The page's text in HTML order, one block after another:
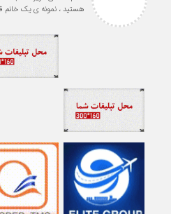
هستید ، نمونه ی یک خانم